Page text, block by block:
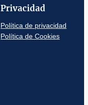
Privacidad
Política de privacidad
Política de Cookies